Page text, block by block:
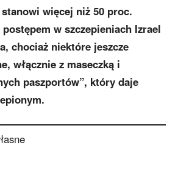
więcej niż 50 proc.
w szczepieniach Izrael
chociaż niektóre jeszcze
włącznie z maseczką i
paszportów”, który daje